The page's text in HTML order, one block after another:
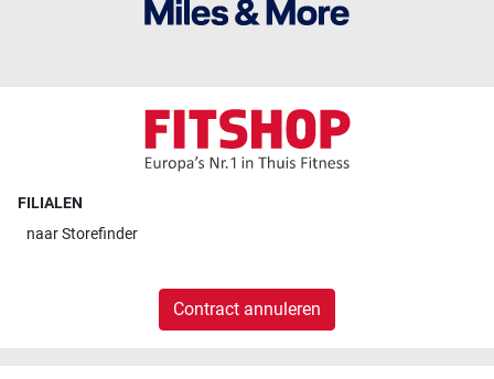
FILIALEN
naarStorefinder
Contract annuleren